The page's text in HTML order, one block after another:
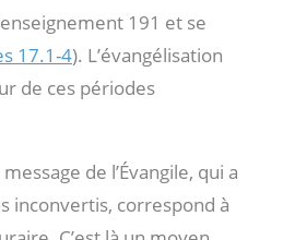
191 et se
17.1-4). L’évangélisation
de ces périodes
de l’Évangile, qui a
inconvertis, correspond à